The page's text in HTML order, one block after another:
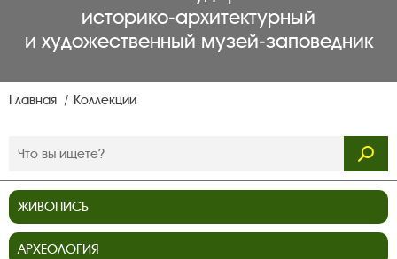
историко‑архитектурный
и художественный музей‑заповедник
Главная Коллекции
ЖИВОПИСЬ
АРХЕОЛОГИЯ